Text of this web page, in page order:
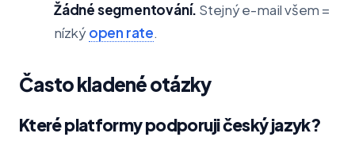
Žádné segmentování. Stejný e-mail všem =
nízkýopen rate.
Často kladené otázky
Které platformy podporuji český jazyk?